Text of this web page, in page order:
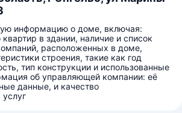
информацию о доме, включая:
в здании, наличие и список
расположенных в доме,
строения, такие как год
тип конструкции и использованные
об управляющей компании: её
данные, и качество